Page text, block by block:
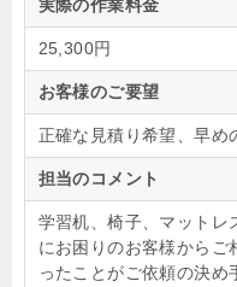
実際の作業料金
25,300円
お客様のご要望
正確な見積り希望、早め
担当のコメント
学習机、椅子、マットレ
にお困りのお客様からご
ったことがご依頼の決